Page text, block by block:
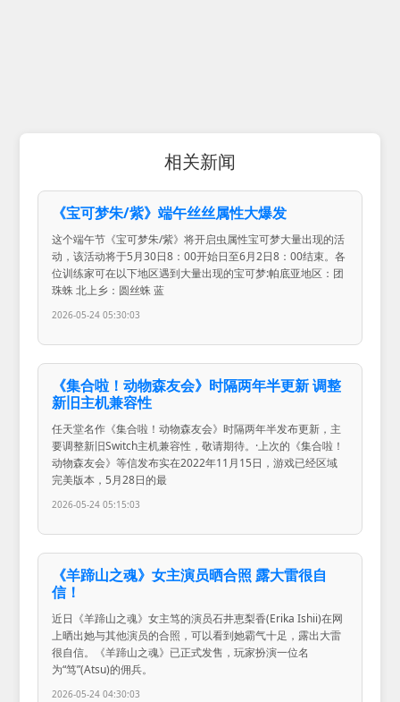
相关新闻
《宝可梦朱/紫》端午丝丝属性大爆发
这个端午节《宝可梦朱/紫》将开启虫属性宝可梦大量出现的活
动，该活动将于5月30日8：00开始日至6月2日8：00结束。各
位训练家可在以下地区遇到大量出现的宝可梦:帕底亚地区：团
珠蛛 北上乡：圆丝蛛 蓝
2026-05-24 05:30:03
《集合啦！动物森友会》时隔两年半更新 调整
新旧主机兼容性
任天堂名作《集合啦！动物森友会》时隔两年半发布更新，主
要调整新旧Switch主机兼容性，敬请期待。·上次的《集合啦！
动物森友会》等信发布实在2022年11月15日，游戏已经区域
完美版本，5月28日的最
2026-05-24 05:15:03
《羊蹄山之魂》女主演员晒合照 露大雷很自
信！
近日《羊蹄山之魂》女主笃的演员石井恵梨香(Erika Ishii)在网
上晒出她与其他演员的合照，可以看到她霸气十足，露出大雷
很自信。《羊蹄山之魂》已正式发售，玩家扮演一位名
为“笃”(Atsu)的佣兵。
2026-05-24 04:30:03